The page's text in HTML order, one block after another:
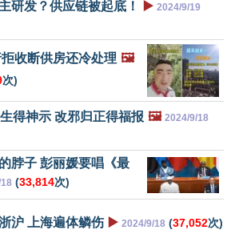
研发？供应链被起底！ ▶️ 2024/9/19
收断供房还冷处理 🖼️
次)
得神示 改邪归正得福报 🖼️ 2024/9/18
脖子 彭丽媛要唱《最
(33,814次)
沪 上海遍体鳞伤 ▶️ 2024/9/18 (37,052次)